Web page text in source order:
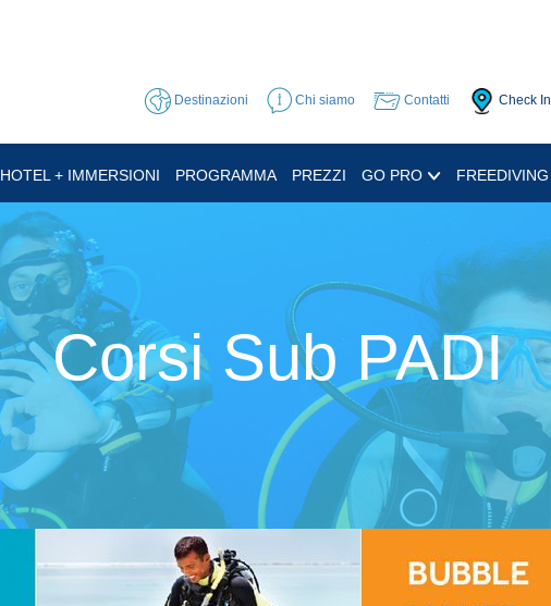
Destinazioni Chi siamo Contatti Check In
HOTEL + IMMERSIONI PROGRAMMA PREZZI GO PRO FREEDIVING
Corsi Sub PADI